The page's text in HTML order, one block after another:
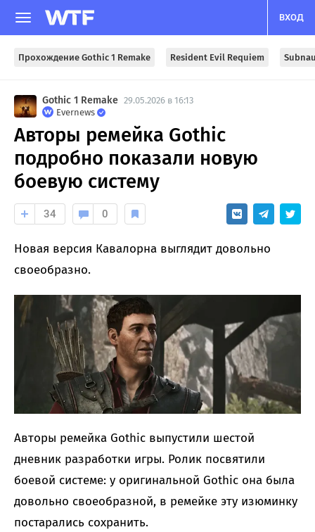
ВХОД
Прохождение Gothic 1 Remake Resident Evil Requiem
Gothic 1 Remake 29.05.2026 в 16:13
Evernews
Авторы ремейка Gothic
подробно показали новую
боевую систему
34 0
Новая версия Кавалорна выглядит довольно
своеобразно.
Авторы ремейка Gothic выпустили шестой
дневник разработки игры. Ролик посвятили
боевой системе: у оригинальной Gothic она была
довольно своеобразной, в ремейке эту изюминку
постарались сохранить.